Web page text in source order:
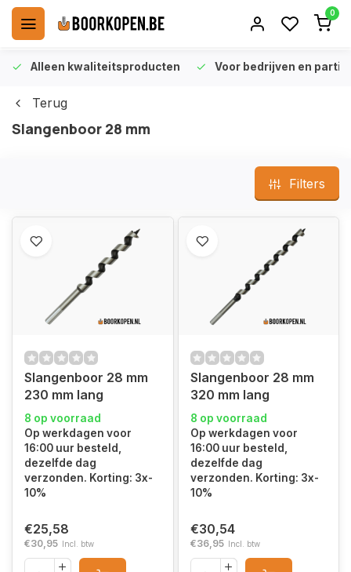
0
Alleen kwaliteitsproducten Voor bedrijven en
Terug
Slangenboor 28 mm
Filters
Slangenboor 28 mm
230 mm lang
8 op voorraad
Op werkdagen voor
16:00 uur besteld,
dezelfde dag
verzonden. Korting: 3x-
10%
€25,58
€30,95 Incl. btw
Slangenboor 28 mm
320 mm lang
8 op voorraad
Op werkdagen voor
16:00 uur besteld,
dezelfde dag
verzonden. Korting: 3x-
10%
€30,54
€36,95 Incl. btw